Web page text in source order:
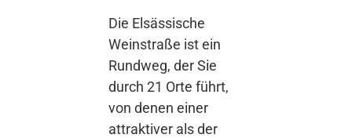
Die Elsässische
Weinstraße ist ein
Rundweg, der Sie
durch 21 Orte führt,
von denen einer
attraktiver als der